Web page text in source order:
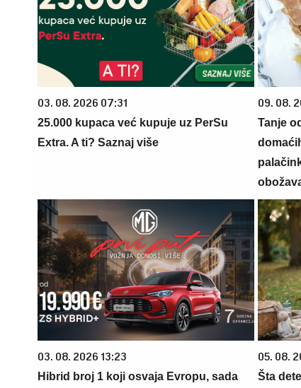
03. 08. 2026 07:31
25.000 kupaca već kupuje uz PerSu
Extra. A ti? Saznaj više
09. 08.
Tanje
03. 08. 2026 13:23
Hibrid broj 1 koji osvaja Evropu, sada
05. 08.
Šta